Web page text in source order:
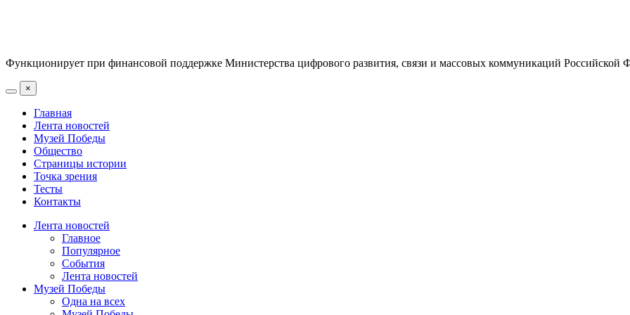
Функционирует при финансовой поддержке Министерства цифрового развития, связи и массовых коммуникаций Российской
×
Главная
Лента новостей
Музей Победы
Общество
Страницы истории
Точка зрения
Тесты
Контакты
Лента новостей
Главное
Популярное
События
Лента новостей
Музей Победы
Одна на всех